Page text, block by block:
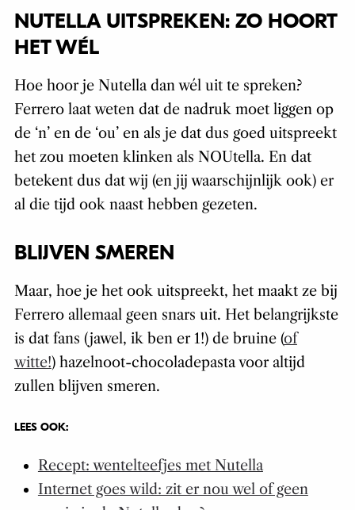
NUTELLA UITSPREKEN: ZO HOORT
HET WÉL
Hoe hoor je Nutella dan wél uit te spreken?
Ferrero laat weten dat de nadruk moet liggen op
de ‘n’ en de ‘ou’ en als je dat dus goed uitspreekt
het zou moeten klinken als NOUtella. En dat
betekent dus dat wij (en jij waarschijnlijk ook) er
al die tijd ook naast hebben gezeten.
BLIJVEN SMEREN
Maar, hoe je het ook uitspreekt, het maakt ze bij
Ferrero allemaal geen snars uit. Het belangrijkste
is dat fans (jawel, ik ben er 1!) de bruine (of
witte!) hazelnoot-chocoladepasta voor altijd
zullen blijven smeren.
LEES OOK:
Recept: wentelteefjes met Nutella
Internet goes wild: zit er nou wel of geen